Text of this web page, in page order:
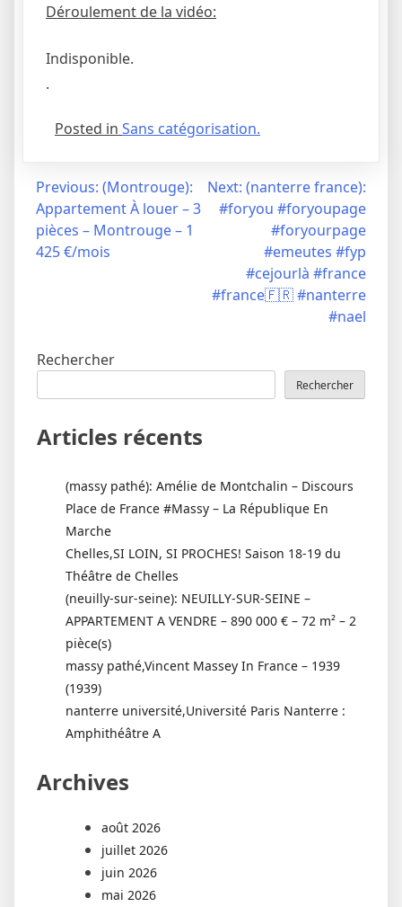
Déroulement de la vidéo:
Indisponible.
.
Posted in Sans catégorisation.
Navigation
l’article
Previous: (Montrouge):
Appartement À louer – 3
pièces – Montrouge – 1
425 €/mois
Next: (nanterre france):
#foryou #foryoupage
#foryourpage
#emeutes #fyp
#cejourlà #france
#france🇫🇷 #nanterre
#nael
Rechercher
Rechercher
Articles récents
(massy pathé): Amélie de Montchalin – Discours
Place de France #Massy – La République En
Marche
Chelles,SI LOIN, SI PROCHES! Saison 18-19 du
Théâtre de Chelles
(neuilly-sur-seine): NEUILLY-SUR-SEINE –
APPARTEMENT A VENDRE – 890 000 € – 72 m² – 2
pièce(s)
massy pathé,Vincent Massey In France – 1939
(1939)
nanterre université,Université Paris Nanterre :
Amphithéâtre A
Archives
août 2026
juillet 2026
juin 2026
mai 2026